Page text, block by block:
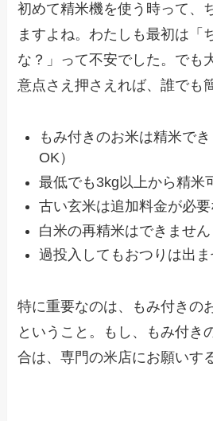
初めて精米機を使う時って、
ますよね。わたしも最初は「
な？」って不安でした。でも
意点さえ押さえれば、誰でも
もみ付きのお米は精米で
OK）
最低でも3kg以上から精米
古い玄米は追加料金が必
白米の再精米はできません
過投入してもおつりは出
特に重要なのは、もみ付きの
ということ。もし、もみ付き
合は、専門の米店にお願いす